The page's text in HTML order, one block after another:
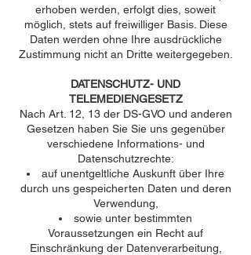
erhoben werden, erfolgt dies, soweit
möglich, stets auf freiwilliger Basis. Diese
Daten werden ohne Ihre ausdrückliche
Zustimmung nicht an Dritte weitergegeben.
DATENSCHUTZ- UND
TELEMEDIENGESETZ
Nach Art. 12, 13 der DS-GVO und anderen
Gesetzen haben Sie Sie uns gegenüber
verschiedene Informations- und
Datenschutzrechte:
auf unentgeltliche Auskunft über Ihre
durch uns gespeicherten Daten und deren
Verwendung,
sowie unter bestimmten
Voraussetzungen ein Recht auf
Einschränkung der Datenverarbeitung,